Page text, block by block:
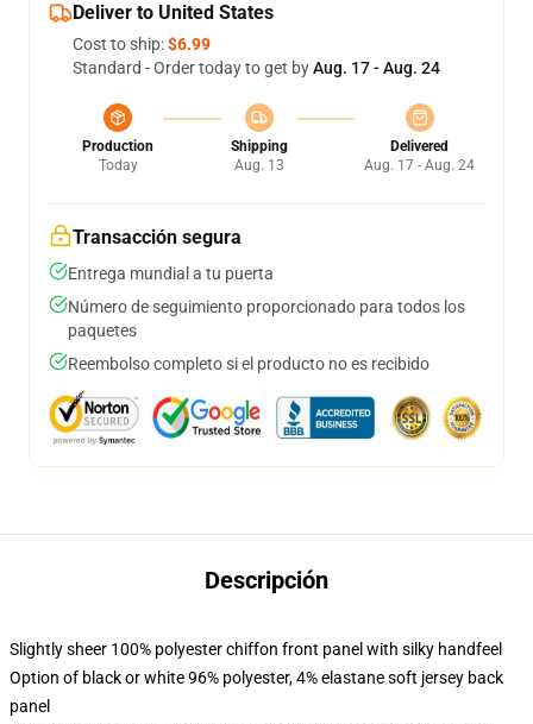
Deliver to United States
Cost to ship:$6.99
Standard - Order today to get byAug. 17 - Aug. 24
Production
Today
Shipping
Aug. 13
Delivered
Aug. 17 - Aug. 24
Transacción segura
Entrega mundial a tu puerta
Número de seguimiento proporcionado para todos los
paquetes
Reembolso completo si el producto no es recibido
Descripción
Slightly sheer 100% polyester chiffon front panel with silky handfeel
Option of black or white 96% polyester, 4% elastane soft jersey back
panel